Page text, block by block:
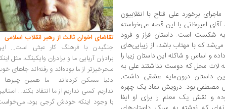
برخورد علی فتاح با انقلابیون
امیرخانی با این قصه می‌خواسته
به شکست است. داستان فراز و فرود
که با مهتاب باشد، از زیبایی‌های
و اساس و شاکله این داستان زیبا را
لات محل که دوست نداشتند علی به
داستان درون‌مایه عشقی داشت.
مصطفی بود. درویش نماد یک چهره
و نقش یک معلم را برای او ایفا
تقاضای اخوان ثالث از رهبر انقلاب اسلامی
جنگیدن با فرهنگ کار عبثی است...
برادران آریایی ما و برادران وایکینگ، مثل
سحرخیزتر از ما بوده‌اند و رفته‌اند جاهای
دنیا مسکن کرده‌اند... ما همین چیزها
نداریم. کسی نداریم از ما انتقاد بکند...
با وجود اینکه خودش گرجی بود،